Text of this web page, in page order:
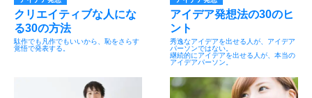
クリエイティブな人にな
る30の方法
駄作でも凡作でもいいから、恥をさらす
覚悟で発表する。
アイデア発想法の30のヒ
ント
秀逸なアイデアを出せる人が、アイデア
パーソンではない。
継続的にアイデアを出せる人が、本当の
アイデアパーソン。